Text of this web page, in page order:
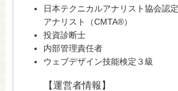
日本テクニカルアナリスト協会認
アナリスト（CMTA®）
投資診断士
内部管理責任者
ウェブデザイン技能検定３級
【運営者情報】